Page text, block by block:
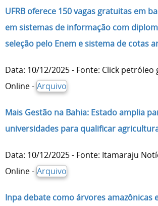
UFRB oferece 150 vagas gratuitas em
em sistemas de informação com
seleção pelo Enem e sistema de cotas
Data: 10/12/2025 - Fonte: Click petróleo
Online - Arquivo
Mais Gestão na Bahia: Estado amplia
universidades para qualificar
Data: 10/12/2025 - Fonte: Itamaraju
Online - Arquivo
Inpa debate como árvores amazônicas